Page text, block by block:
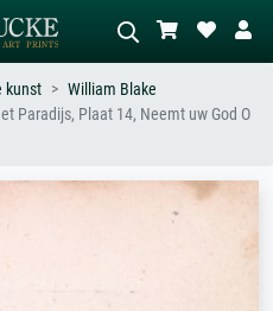
weide, abstract met veel rood, donker
olieverfschilderij, staand naakt naast
kunst
William Blake
Paradijs, Plaat 14, Neemt uw God O